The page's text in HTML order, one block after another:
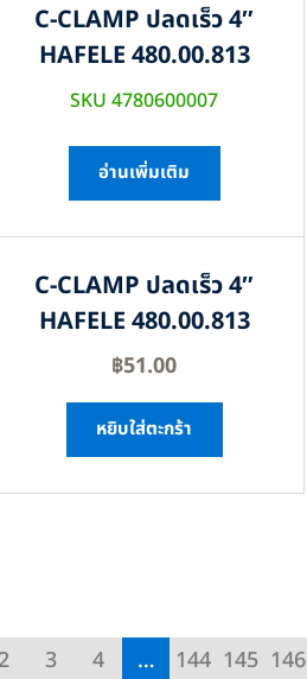
C-CLAMP ปลดเร็ว 4″
HAFELE 480.00.813
SKU 4780600007
อ่านเพิ่มเติม
C-CLAMP ปลดเร็ว 4″
HAFELE 480.00.813
฿51.00
หยิบใส่ตะกร้า
2 3 4 … 144 145 146